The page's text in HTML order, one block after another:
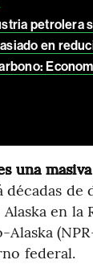
petrolera
en
una
de
en la
federal.